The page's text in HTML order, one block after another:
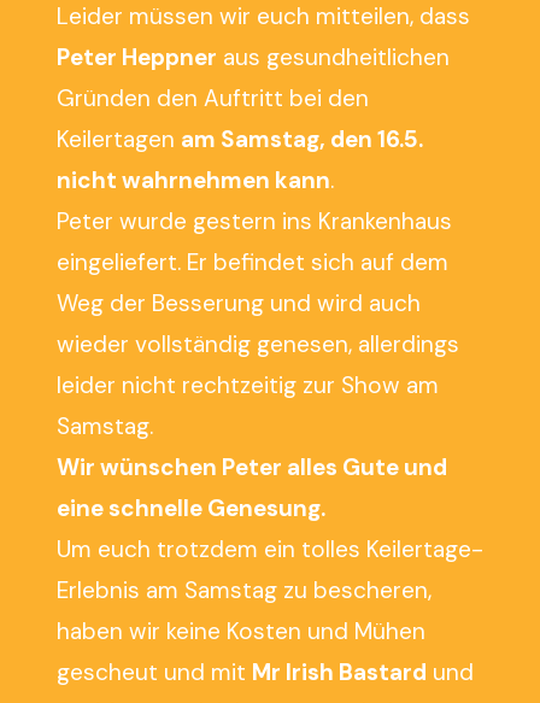
Leider müssen wir euch mitteilen, dass
Peter Heppner aus gesundheitlichen
Gründen den Auftritt bei den
Keilertagen am Samstag, den 16.5.
nicht wahrnehmen kann.
Peter wurde gestern ins Krankenhaus
eingeliefert. Er befindet sich auf dem
Weg der Besserung und wird auch
wieder vollständig genesen, allerdings
leider nicht rechtzeitig zur Show am
Samstag.
Wir wünschen Peter alles Gute und
eine schnelle Genesung.
Um euch trotzdem ein tolles Keilertage-
Erlebnis am Samstag zu bescheren,
haben wir keine Kosten und Mühen
gescheut und mit Mr Irish Bastard und